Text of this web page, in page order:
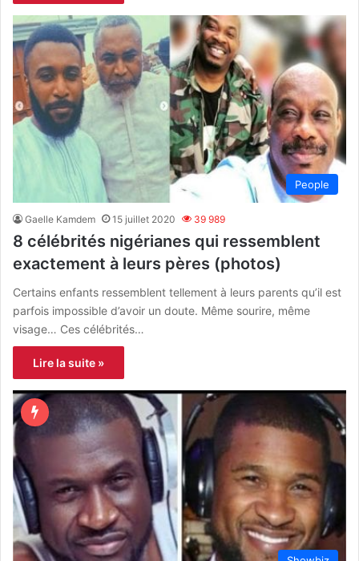
People
Gaelle Kamdem 15 juillet 2020 39 989
8 célébrités nigérianes qui ressemblent
exactement à leurs pères (photos)
Certains enfants ressemblent tellement à leurs parents qu’il est
parfois impossible d’avoir un doute. Même sourire, même
visage… Ces célébrités…
Lire la suite »